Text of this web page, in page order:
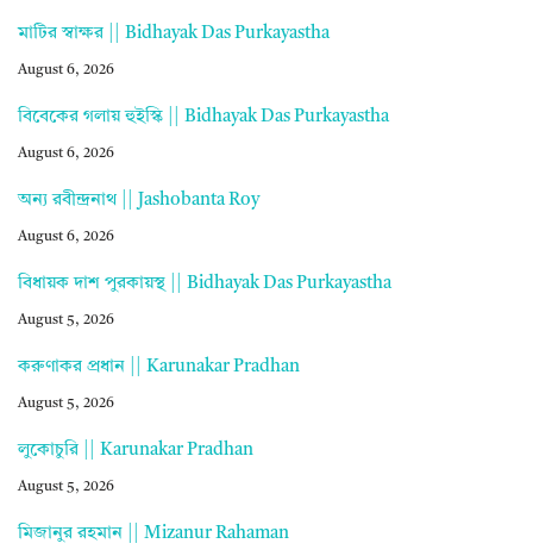
মাটির স্বাক্ষর || Bidhayak Das Purkayastha
August 6, 2026
বিবেকের গলায় হুইস্কি || Bidhayak Das Purkayastha
August 6, 2026
অন্য রবীন্দ্রনাথ || Jashobanta Roy
August 6, 2026
বিধায়ক দাশ পুরকায়স্থ || Bidhayak Das Purkayastha
August 5, 2026
করুণাকর প্রধান || Karunakar Pradhan
August 5, 2026
লুকোচুরি || Karunakar Pradhan
August 5, 2026
মিজানুর রহমান || Mizanur Rahaman